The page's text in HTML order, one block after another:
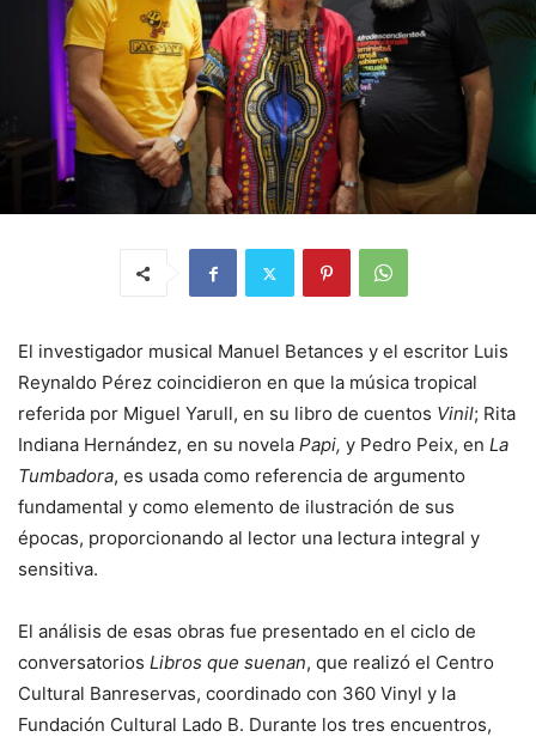
El investigador musical Manuel Betances y el escritor Luis
Reynaldo Pérez coincidieron en que la música tropical
referida por Miguel Yarull, en su libro de cuentos Vinil; Rita
Indiana Hernández, en su novela Papi, y Pedro Peix, en La
Tumbadora, es usada como referencia de argumento
fundamental y como elemento de ilustración de sus
épocas, proporcionando al lector una lectura integral y
sensitiva.
El análisis de esas obras fue presentado en el ciclo de
conversatorios Libros que suenan, que realizó el Centro
Cultural Banreservas, coordinado con 360 Vinyl y la
Fundación Cultural Lado B. Durante los tres encuentros,